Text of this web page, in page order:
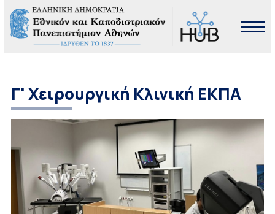
Γ' Χειρουργική Κλινική ΕΚΠΑ